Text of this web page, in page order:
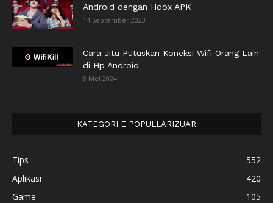
Android dengan Hoox APK
14 September 2023
Cara Jitu Putuskan Koneksi Wifi Orang Lain
di Hp Android
8 Mei 2024
KATEGORI E POPULLARIZUAR
Tips
552
Aplikasi
420
Game
105